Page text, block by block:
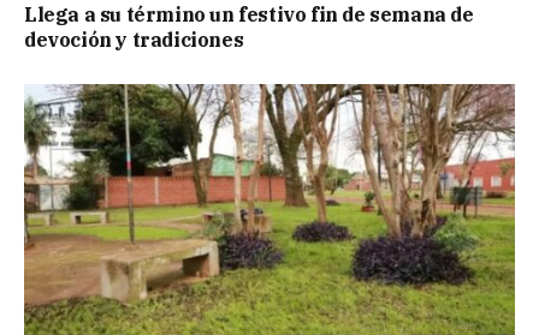
Llega a su término un festivo fin de semana de
devoción y tradiciones